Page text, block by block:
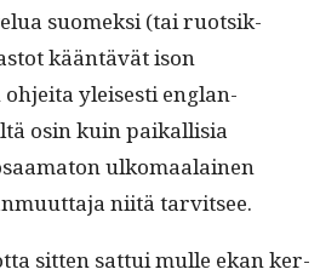
suomek­si (tai ruot­sik­
kään­tävät ison
yleis­es­ti englan­
osin kuin paikallisia
ulko­maalainen
niitä tarvitsee.
sit­ten sat­tui mulle ekan ker­